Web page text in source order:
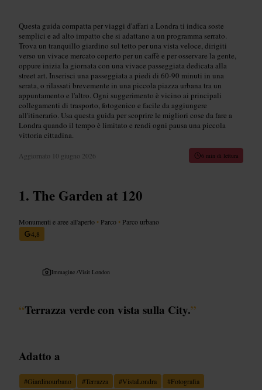
Questa guida compatta per viaggi d'affari a Londra ti indica soste
semplici e ad alto impatto che si adattano a un programma serrato.
Trova un tranquillo giardino sul tetto per una vista veloce, dirigiti
verso un vivace mercato coperto per un caffè e per osservare la gente,
oppure inizia la giornata con una vivace passeggiata dedicata alla
street art. Inserisci una passeggiata a piedi di 60-90 minuti in una
serata, o rilassati brevemente in una piccola piazza urbana tra un
appuntamento e l'altro. Ogni suggerimento è vicino ai principali
collegamenti di trasporto, fotogenico e facile da aggiungere
all'itinerario. Usa questa guida per scoprire le migliori cose da fare a
Londra quando il tempo è limitato e rendi ogni pausa una piccola
vittoria cittadina.
Aggiornato 10 giugno 2026 6 min di lettura
The Garden at 120
Monumenti e aree all'aperto • Parco • Parco urbano
4,8
Immagine /Visit London
“Terrazza verde con vista sulla City.”
Adatto a
#Giardinourbano #Terrazza #VistaLondra #Fotografia